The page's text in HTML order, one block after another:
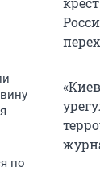
по